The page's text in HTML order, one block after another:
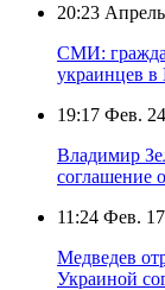
20:23
СМИ:
украинцев в
19:17 Фев.
Владимир
соглашение
11:24 Фев.
Медведев
Украиной